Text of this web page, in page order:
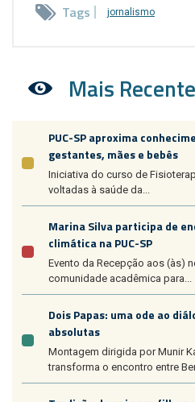
Tags jornalismo
Mais
PUC-SP aproxima
gestantes, mães e bebês
Iniciativa do curso de
voltadas à saúde da...
Marina Silva participa de
climática na PUC-SP
Evento da Recepção aos (às)
comunidade acadêmica para...
Dois Papas: uma ode ao
absolutas
Montagem dirigida por Munir
transforma o encontro entre